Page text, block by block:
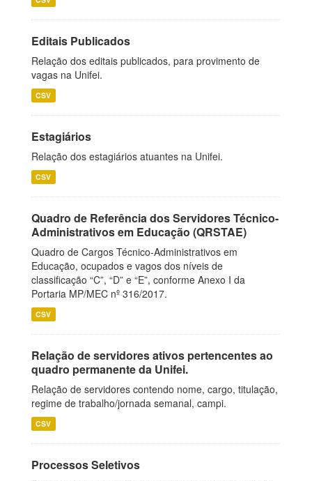
Editais Publicados
Relação dos editais publicados, para provimento de
vagas na Unifei.
CSV
Estagiários
Relação dos estagiários atuantes na Unifei.
CSV
Quadro de Referência dos Servidores Técnico-
Administrativos em Educação (QRSTAE)
Quadro de Cargos Técnico-Administrativos em
Educação, ocupados e vagos dos níveis de
classificação “C”, “D” e “E”, conforme Anexo I da
Portaria MP/MEC nº 316/2017.
CSV
Relação de servidores ativos pertencentes ao
quadro permanente da Unifei.
Relação de servidores contendo nome, cargo, titulação,
regime de trabalho/jornada semanal, campi.
CSV
Processos Seletivos